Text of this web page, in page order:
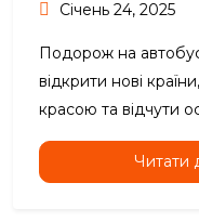
Січень 24, 2025
Подорож на
відкрити нові
красою та відчути
Читати